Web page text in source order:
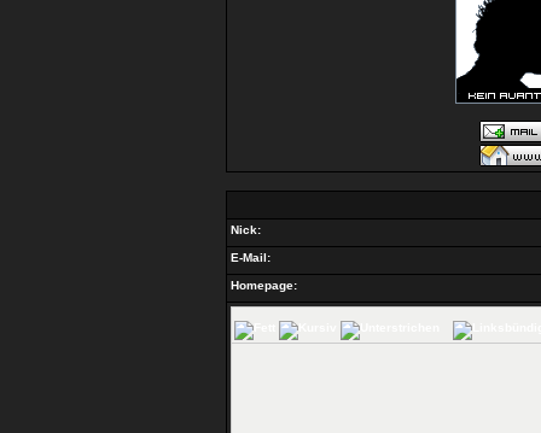
Nick:
E-Mail:
Homepage: